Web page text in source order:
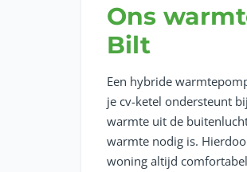
Ons
Bilt
Een hybride
je cv-ketel ondersteunt
warmte uit de
warmte nodig is.
woning altijd